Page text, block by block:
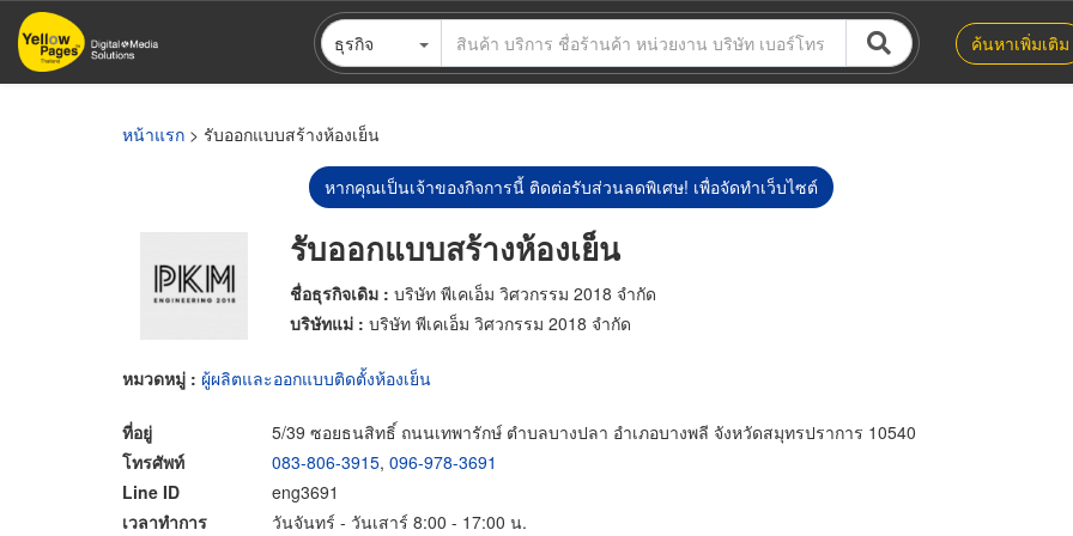
ข้าม
ไป
ธุรกิจ ค้นหาเพิ่มเติม
หน้าแรก > รับออกแบบสร้างห้องเย็น
หากคุณเป็นเจ้าของกิจการนี้ ติดต่อรับส่วนลดพิเศษ! เพื่อจัดทำเว็บไซต์
รับออกแบบสร้างห้องเย็น
ชื่อธุรกิจเดิม : บริษัท พีเคเอ็ม วิศวกรรม 2018 จำกัด
บริษัทแม่ : บริษัท พีเคเอ็ม วิศวกรรม 2018 จำกัด
หมวดหมู่ : ผู้ผลิตและออกแบบติดตั้งห้องเย็น
ที่อยู่
5/39 ซอยธนสิทธิ์ ถนนเทพารักษ์ ตำบลบางปลา อำเภอบางพลี จังหวัดสมุทรปราการ 10540
โทรศัพท์
083-806-3915, 096-978-3691
Line ID
eng3691
เวลาทำการ
วันจันทร์ - วันเสาร์ 8:00 - 17:00 น.